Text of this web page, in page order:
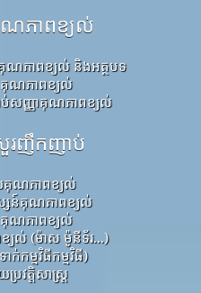
គុណភាពខ្យល់
ណភាពខ្យល់ និងអត្ថបទ
គុណភាពខ្យល់
ប់សញ្ញាគុណភាពខ្យល់
ញឹកញាប់
គុណភាពខ្យល់
សន៍គុណភាពខ្យល់
គុណភាពខ្យល់
ល់ (ម៉ាស ម៉ូនីទ័រ...)
កម្មវិធីកម្មវិធី)
ប្រវត្តិសាស្ត្រ